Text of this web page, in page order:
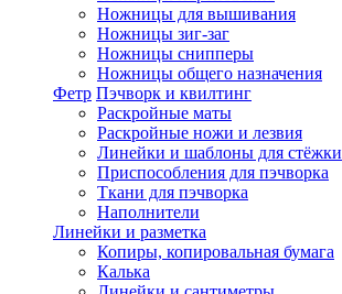
Ножницы для вышивания
Ножницы зиг-заг
Ножницы снипперы
Ножницы общего назначения
Фетр Пэчворк и квилтинг
Раскройные маты
Раскройные ножи и лезвия
Линейки и шаблоны для стёжки
Приспособления для пэчворка
Ткани для пэчворка
Наполнители
Линейки и разметка
Копиры, копировальная бумага
Калька